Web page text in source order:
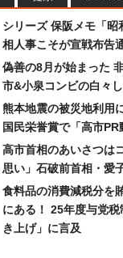
シリーズ 保阪メモ「
相人事こそが宣戦布告
偽善の8月が始まった
市&小泉コンビの白々
熊本地震の被災地利用
国民栄誉賞で「高市
高市首相のあいさつは
思い」石破前首相・愛
食料品の消費減税分を
にある！ 25年度与党税
き上げ」に言及